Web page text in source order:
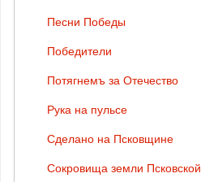
Песни Победы
Победители
Потягнемъ за Отечество
Рука на пульсе
Сделано на Псковщине
Сокровища земли Псковской